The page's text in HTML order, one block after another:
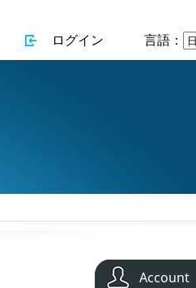
ログイン 言語：
Account